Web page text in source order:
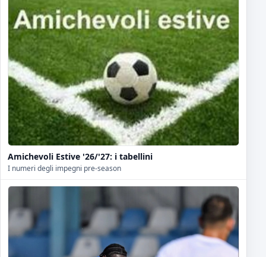
Amichevoli Estive '26/'27: i tabellini
I numeri degli impegni pre-season